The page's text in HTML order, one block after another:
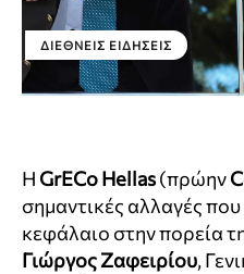
ΔΙΕΘΝΕΊΣ ΕΙΔΉΣΕΙΣ
Η GrECoHellas(πρώην
σημαντικές αλλαγές
κεφάλαιο στην πορεία
Γιώργος Ζαφειρίου,